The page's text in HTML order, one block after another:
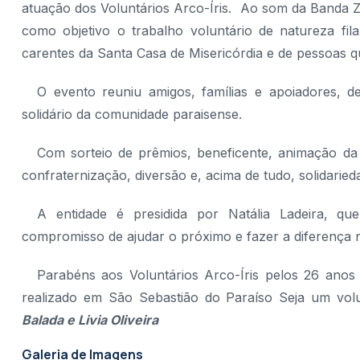
atuação dos Voluntários Arco-Íris. Ao som da Banda
como objetivo o trabalho voluntário de natureza
carentes da Santa Casa de Misericórdia e de pessoas
O evento reuniu amigos, famílias e apoiadores,
solidário da comunidade paraisense.
Com sorteio de prêmios, beneficente, animação
confraternização, diversão e, acima de tudo,
A entidade é presidida por Natália Ladeira,
compromisso de ajudar o próximo e fazer a diferença
Parabéns aos Voluntários Arco-Íris pelos 26
realizado em São Sebastião do Paraíso Seja um
Balada e Livia Oliveira
Galeria de Imagens